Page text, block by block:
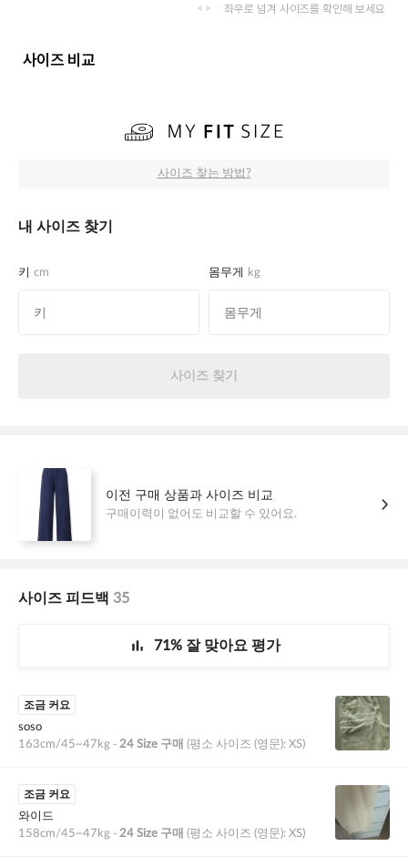
좌우로 넘겨 사이즈를 확인해 보세요
사이즈 비교